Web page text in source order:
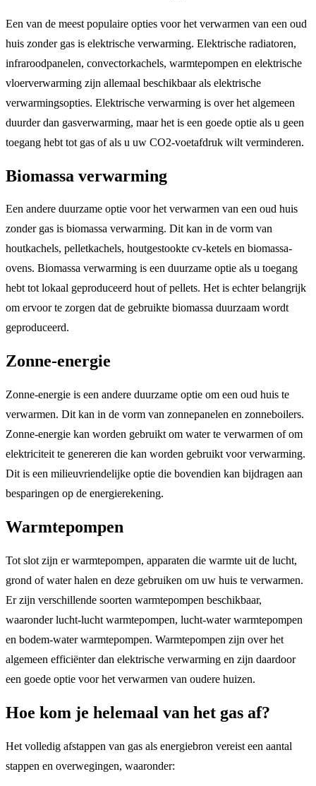
Een van de meest populaire opties voor het verwarmen van een oud
huis zonder gas is elektrische verwarming. Elektrische radiatoren,
infraroodpanelen, convectorkachels, warmtepompen en elektrische
vloerverwarming zijn allemaal beschikbaar als elektrische
verwarmingsopties. Elektrische verwarming is over het algemeen
duurder dan gasverwarming, maar het is een goede optie als u geen
toegang hebt tot gas of als u uw CO2-voetafdruk wilt verminderen.
Biomassa verwarming
Een andere duurzame optie voor het verwarmen van een oud huis
zonder gas is biomassa verwarming. Dit kan in de vorm van
houtkachels, pelletkachels, houtgestookte cv-ketels en biomassa-
ovens. Biomassa verwarming is een duurzame optie als u toegang
hebt tot lokaal geproduceerd hout of pellets. Het is echter belangrijk
om ervoor te zorgen dat de gebruikte biomassa duurzaam wordt
geproduceerd.
Zonne-energie
Zonne-energie is een andere duurzame optie om een oud huis te
verwarmen. Dit kan in de vorm van zonnepanelen en zonneboilers.
Zonne-energie kan worden gebruikt om water te verwarmen of om
elektriciteit te genereren die kan worden gebruikt voor verwarming.
Dit is een milieuvriendelijke optie die bovendien kan bijdragen aan
besparingen op de energierekening.
Warmtepompen
Tot slot zijn er warmtepompen, apparaten die warmte uit de lucht,
grond of water halen en deze gebruiken om uw huis te verwarmen.
Er zijn verschillende soorten warmtepompen beschikbaar,
waaronder lucht-lucht warmtepompen, lucht-water warmtepompen
en bodem-water warmtepompen. Warmtepompen zijn over het
algemeen efficiënter dan elektrische verwarming en zijn daardoor
een goede optie voor het verwarmen van oudere huizen.
Hoe kom je helemaal van het gas af?
Het volledig afstappen van gas als energiebron vereist een aantal
stappen en overwegingen, waaronder: